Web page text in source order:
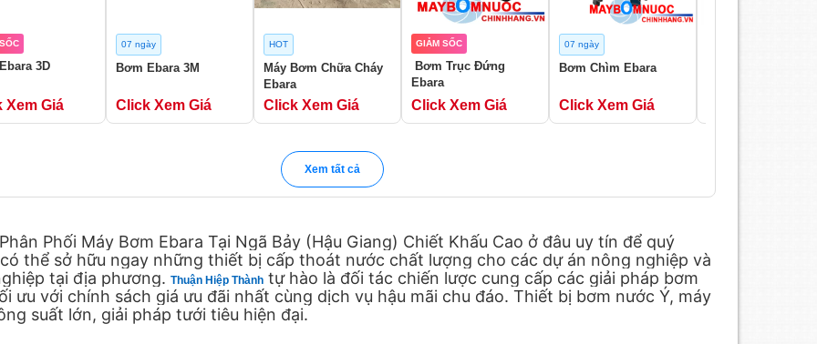
3D
Xem Giá
07 ngày
Bơm Ebara 3M
Click Xem Giá
HOT
Máy Bơm Chữa Cháy
Ebara
Click Xem Giá
GIẢM SỐC
Bơm Trục Đứng
Ebara
Click Xem Giá
07 ngày
Bơm Chìm Ebara
Click Xem Giá
Xem tất cả
Phối Máy Bơm Ebara Tại Ngã Bảy (Hậu Giang) Chiết Khấu Cao ở đâu uy tín để quý
thể sở hữu ngay những thiết bị cấp thoát nước chất lượng cho các dự án nông nghiệp và
tại địa phương. Thuận Hiệp Thành tự hào là đối tác chiến lược cung cấp các giải pháp bơm
ưu với chính sách giá ưu đãi nhất cùng dịch vụ hậu mãi chu đáo. Thiết bị bơm nước Ý, máy
suất lớn, giải pháp tưới tiêu hiện đại.